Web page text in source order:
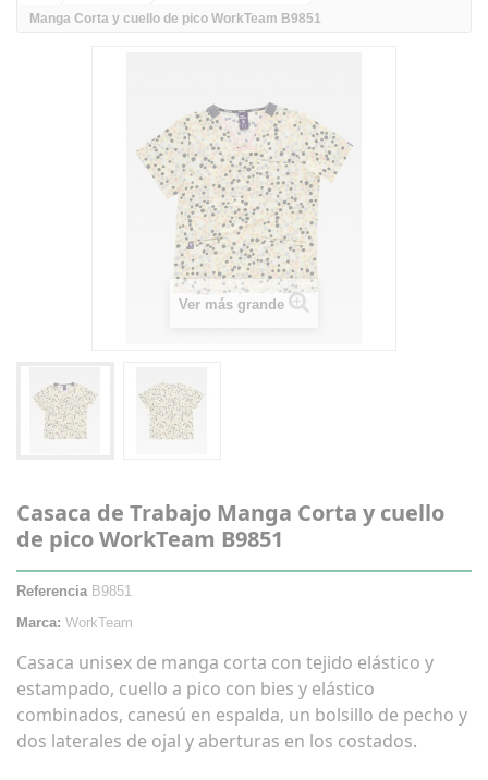
Manga Corta y cuello de pico WorkTeam B9851
Ver más grande
Casaca de Trabajo Manga Corta y cuello
de pico WorkTeam B9851
Referencia B9851
Marca: WorkTeam
Casaca unisex de manga corta con tejido elástico y
estampado, cuello a pico con bies y elástico
combinados, canesú en espalda, un bolsillo de pecho y
dos laterales de ojal y aberturas en los costados.